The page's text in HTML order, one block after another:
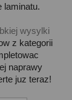
laminatu.
wysylki
z kategorii
naprawy
juz teraz!